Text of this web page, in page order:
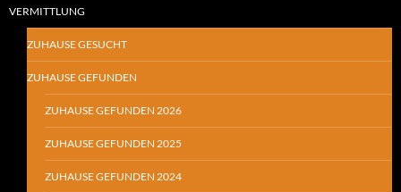
VERMITTLUNG
ZUHAUSE GESUCHT
ZUHAUSE GEFUNDEN
ZUHAUSE GEFUNDEN 2026
ZUHAUSE GEFUNDEN 2025
ZUHAUSE GEFUNDEN 2024